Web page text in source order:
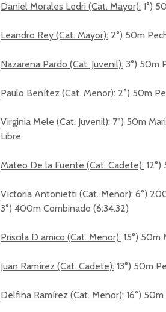
Daniel Morales Ledri (Cat. Mayor): 1°)
Leandro Rey (Cat. Mayor): 2°) 50m
Nazarena Pardo (Cat. Juvenil): 3°) 50m
Paulo Benítez (Cat. Menor): 2°) 50m
Virginia Mele (Cat. Juvenil): 7°) 50m
Libre
Mateo De la Fuente (Cat. Cadete):
Victoria Antonietti (Cat. Menor): 6°)
3°) 400m Combinado (6:34.32)
Priscila D amico (Cat. Menor): 15°) 50m
Juan Ramírez (Cat. Cadete): 13°) 50m
Delfina Ramírez (Cat. Menor): 16°)